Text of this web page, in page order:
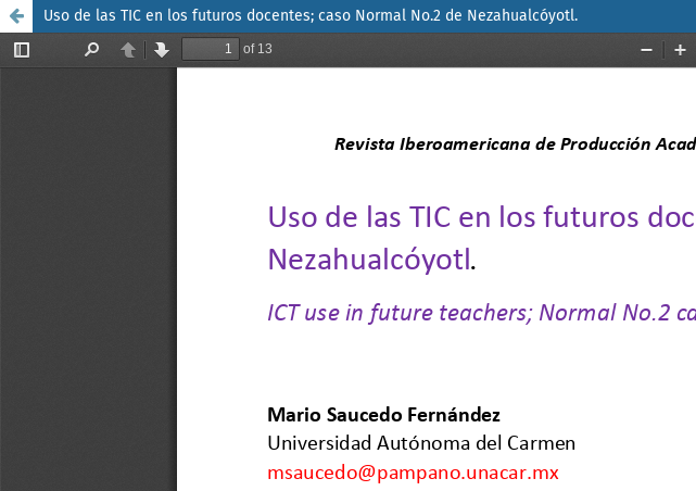
Uso de las TIC en los futuros docentes; caso Normal No.2 de Nezahualcóyotl.